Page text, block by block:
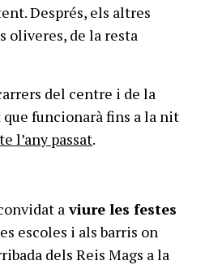
Després, els altres
oliveres, de la resta
del centre i de la
funcionarà fins a la nit
l’any passat.
aviure les festes
escoles i als barris on
dels Reis Mags a la